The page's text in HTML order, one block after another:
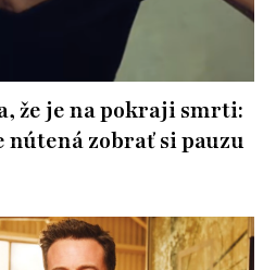
že je na pokraji smrti:
nútená zobrať si pauzu